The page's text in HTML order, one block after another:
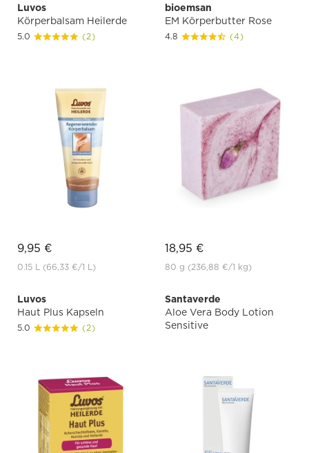
Luvos
Körperbalsam Heilerde
5.0 (2)
9,95 €
0.15 L (66,33 €/1 L)
bioemsan
EM Körperbutter Rose
4.8 (4)
18,95 €
80 g (236,88 €/1 kg)
Luvos
Haut Plus Kapseln
5.0 (2)
Santaverde
Aloe Vera Body Lotion
Sensitive